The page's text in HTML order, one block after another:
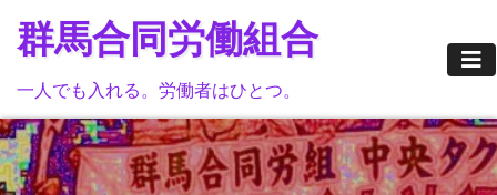
群馬合同労働組合
一人でも入れる。労働者はひとつ。